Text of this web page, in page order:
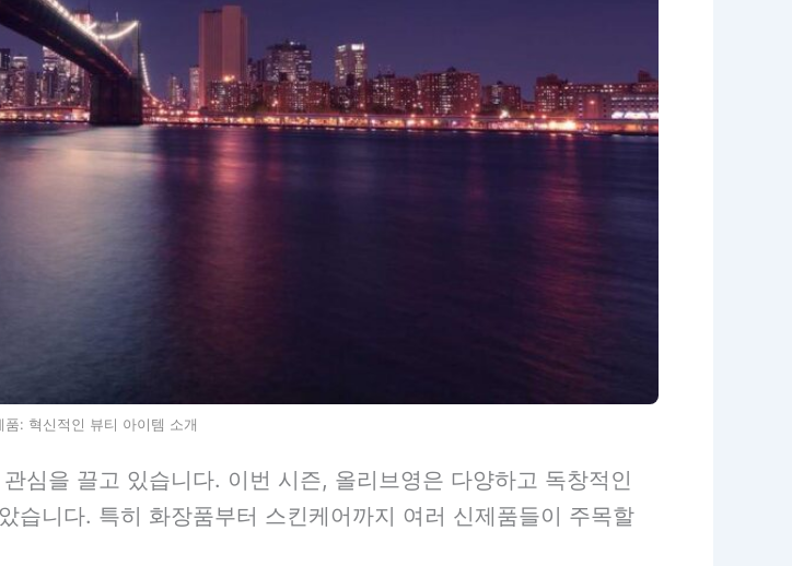
품: 혁신적인 뷰티 아이템 소개
심을 끌고 있습니다. 이번 시즌, 올리브영은 다양하고 독창적인
습니다. 특히 화장품부터 스킨케어까지 여러 신제품들이 주목할